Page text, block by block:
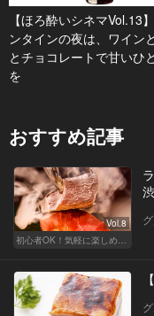
【ほろ酔いシネマVol.13
ンタインの夜は、ワイン
とチョコレートで甘いひ
を
おすすめ記事
Vol.8